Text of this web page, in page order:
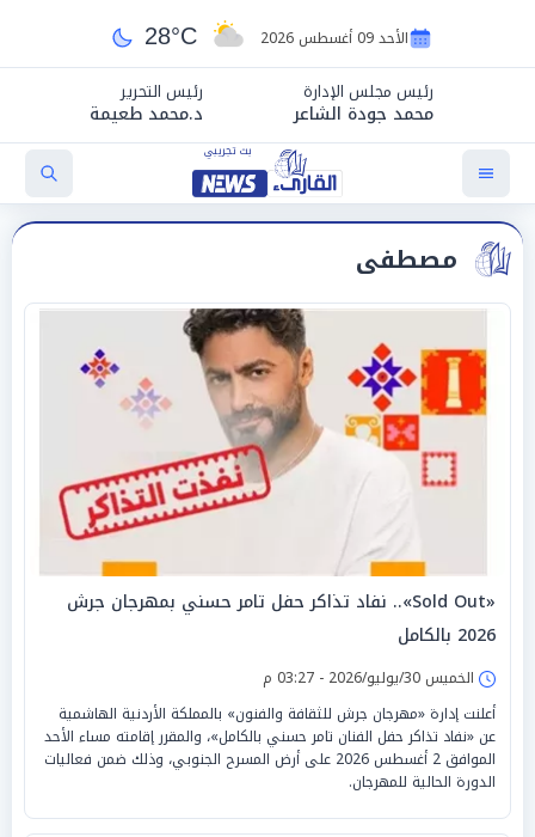
الأحد 09 أغسطس 2026 28°C
رئيس مجلس الإدارة
محمد جودة الشاعر
رئيس التحرير
د.محمد طعيمة
مصطفى
«Sold Out».. نفاد تذاكر حفل تامر حسني بمهرجان جرش
2026 بالكامل
الخميس 30/يوليو/2026 - 03:27 م
أعلنت إدارة «مهرجان جرش للثقافة والفنون» بالمملكة الأردنية الهاشمية
عن «نفاد تذاكر حفل الفنان تامر حسني بالكامل»، والمقرر إقامته مساء الأحد
الموافق 2 أغسطس 2026 على أرض المسرح الجنوبي، وذلك ضمن فعاليات
الدورة الحالية للمهرجان.